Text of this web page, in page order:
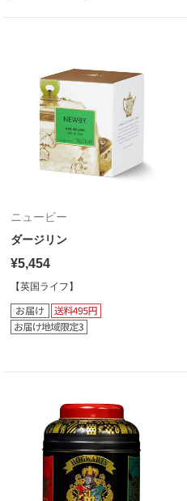
ニュービー
ダージリン
¥5,454
【英国ライフ】